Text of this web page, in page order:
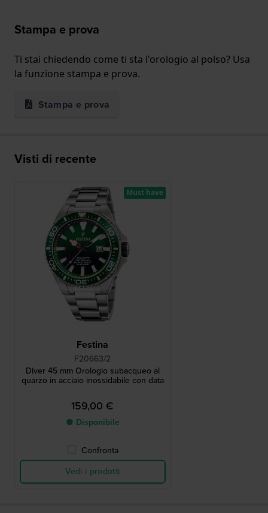
Stampa e prova
Ti stai chiedendo come ti sta l'orologio al polso? Usa
la funzione stampa e prova.
Stampa e prova
Visti di recente
Festina
F20663/2
Diver 45 mm Orologio subacqueo al
quarzo in acciaio inossidabile con data
159,00 €
● Disponibile
Confronta
Vedi i prodotti
Must have